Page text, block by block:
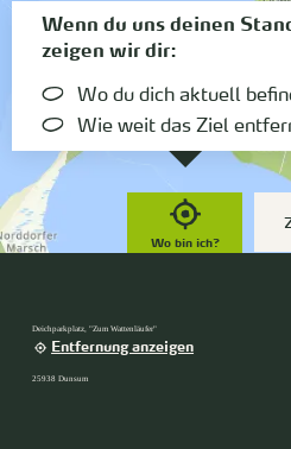
Wo bin ich?
Wenn du uns deinen
zeigen wir dir:
Wo du dich aktuell
Wie weit das Ziel
Deichparkplatz, "Zum Wattenläufer"
Entfernung anzeigen
25938 Dunsum